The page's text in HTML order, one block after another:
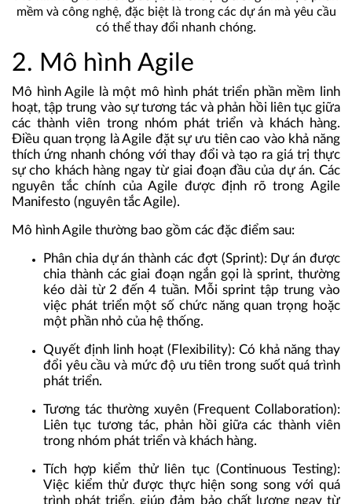
mềm và công nghệ, đặc biệt là trong các dự án mà yêu cầu
có thể thay đổi nhanh chóng.
2. Mô hình Agile
Mô hình Agile là một mô hình phát triển phần mềm linh
hoạt, tập trung vào sự tương tác và phản hồi liên tục giữa
các thành viên trong nhóm phát triển và khách hàng.
Điều quan trọng là Agile đặt sự ưu tiên cao vào khả năng
thích ứng nhanh chóng với thay đổi và tạo ra giá trị thực
sự cho khách hàng ngay từ giai đoạn đầu của dự án. Các
nguyên tắc chính của Agile được định rõ trong Agile
Manifesto (nguyên tắc Agile).
Mô hình Agile thường bao gồm các đặc điểm sau:
Phân chia dự án thành các đợt (Sprint): Dự án được
chia thành các giai đoạn ngắn gọi là sprint, thường
kéo dài từ 2 đến 4 tuần. Mỗi sprint tập trung vào
việc phát triển một số chức năng quan trọng hoặc
một phần nhỏ của hệ thống.
Quyết định linh hoạt (Flexibility): Có khả năng thay
đổi yêu cầu và mức độ ưu tiên trong suốt quá trình
phát triển.
Tương tác thường xuyên (Frequent Collaboration):
Liên tục tương tác, phản hồi giữa các thành viên
trong nhóm phát triển và khách hàng.
Tích hợp kiểm thử liên tục (Continuous Testing):
Việc kiểm thử được thực hiện song song với quá
trình phát triển, giúp đảm bảo chất lượng ngay từ